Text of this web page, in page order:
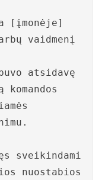
[įmonėje]
vaidmenį
atsidavę
sveikindami
nuostabios